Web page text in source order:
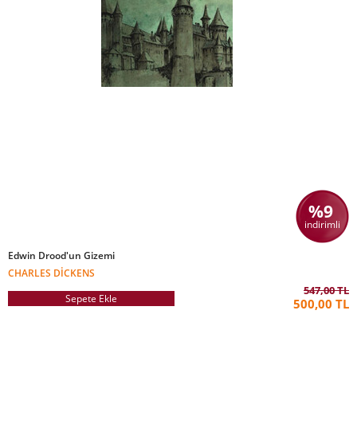
%9
indirimli
Edwin Drood'un Gizemi
CHARLES DICKENS
Sepete Ekle
547,00 TL
500,00 TL